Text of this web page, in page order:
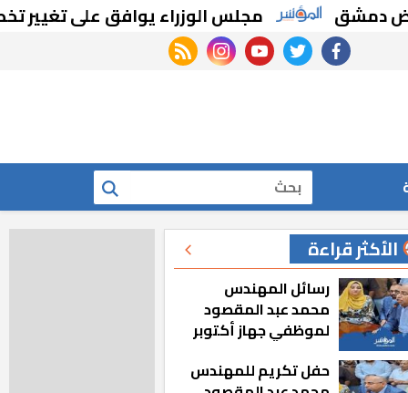
مجلس الوزراء يوافق على تغيير تخصيص
facebook
twitter
youtube
instagram
rss feed
بحث
الأكثر قراءة
رسائل المهندس
محمد عبد المقصود
لموظفي جهاز أكتوبر
مشيت والمدينة
حفل تكريم للمهندس